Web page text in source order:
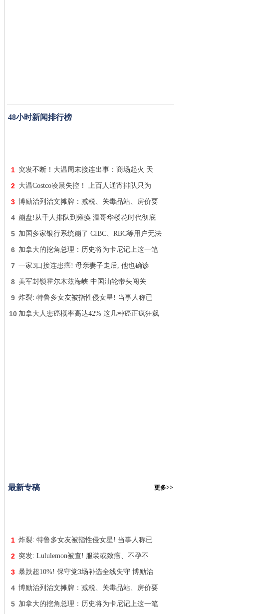
48小时新闻排行榜
1 突发不断！大温周末接连出事：商场起火 天
2 大温Costco凌晨失控！ 上百人通宵排队只为
3 博励治列治文摊牌：减税、关毒品站、房价要
4 崩盘!从千人排队到瘫痪 温哥华楼花时代彻底
5 加国多家银行系统崩了 CIBC、RBC等用户无法
6 加拿大的挖角总理：历史将为卡尼记上这一笔
7 一家3口接连患癌! 母亲妻子走后, 他也确诊
8 美军封锁霍尔木兹海峡 中国油轮带头闯关
9 炸裂: 特鲁多女友被指性侵女星! 当事人称已
10 加拿大人患癌概率高达42% 这几种癌正疯狂飙
最新专稿 更多>>
1 炸裂: 特鲁多女友被指性侵女星! 当事人称已
2 突发: Lululemon被查! 服装或致癌、不孕不
3 暴跌超10%! 保守党3场补选全线失守 博励治
4 博励治列治文摊牌：减税、关毒品站、房价要
5 加拿大的挖角总理：历史将为卡尼记上这一笔